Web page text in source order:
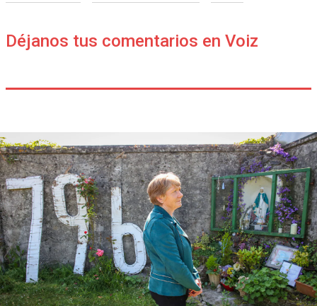
Déjanos tus comentarios en Voiz